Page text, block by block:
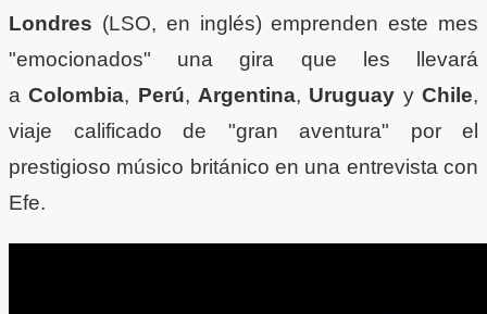
Londres (LSO, en inglés) emprenden este mes
"emocionados" una gira que les llevará
aColombia, Perú, Argentina, Uruguay yChile,
viaje calificado de "gran aventura" por el
prestigioso músico británico en una entrevista con
Efe.